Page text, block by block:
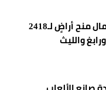
بدء إجراءات استكمال منح أراضٍ لـ2418
والليث